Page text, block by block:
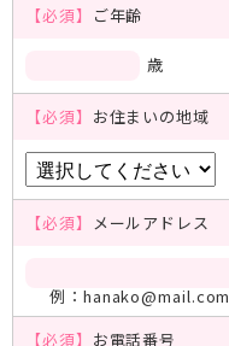
【必須】 ご年齢
歳
【必須】 お住まいの地域
【必須】 メールアドレス
例：hanako@mail.com
【必須】 お電話番号